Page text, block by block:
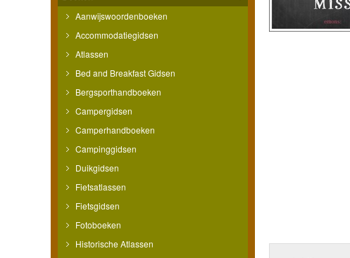
Aanwijswoordenboeken
Accommodatiegidsen
Atlassen
Bed and Breakfast Gidsen
Bergsporthandboeken
Campergidsen
Camperhandboeken
Campinggidsen
Duikgidsen
Fietsatlassen
Fietsgidsen
Fotoboeken
Historische Atlassen